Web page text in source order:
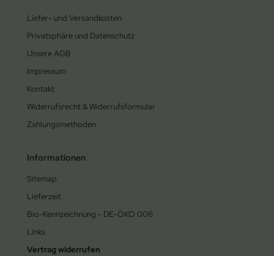
Liefer- und Versandkosten
Privatsphäre und Datenschutz
Unsere AGB
Impressum
Kontakt
Widerrufsrecht & Widerrufsformular
Zahlungsmethoden
Informationen
Sitemap
Lieferzeit
Bio-Kennzeichnung - DE-ÖKO 006
Links
Vertrag widerrufen